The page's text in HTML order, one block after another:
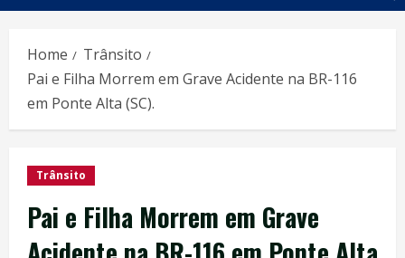
Home
Trânsito
Pai e Filha Morrem em Grave Acidente na BR-116
em Ponte Alta (SC).
Trânsito
Pai e Filha Morrem em Grave